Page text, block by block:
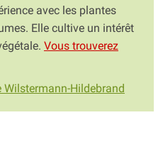
avec les plantes
Elle cultive un intérêt
Vous trouverez
Hildebrand